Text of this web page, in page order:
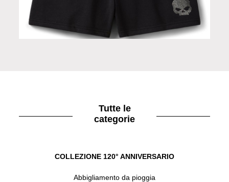
Pantaloni shorts black
Tutte le
categorie
COLLEZIONE 120° ANNIVERSARIO
Abbigliamento da pioggia